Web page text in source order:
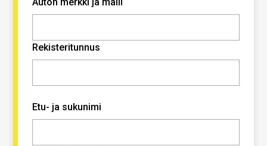
Auton merkki ja malli
Rekisteritunnus
Etu- ja sukunimi